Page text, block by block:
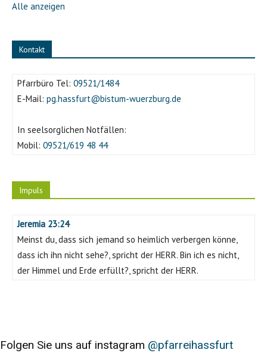
Alle anzeigen
Kontakt
Pfarrbüro Tel: 09521/1484
E-Mail: pg.hassfurt@bistum-wuerzburg.de
In seelsorglichen Notfällen:
Mobil: 09521/619 48 44
Impuls
Jeremia 23:24
Meinst du, dass sich jemand so heimlich verbergen könne,
dass ich ihn nicht sehe?, spricht der HERR. Bin ich es nicht,
der Himmel und Erde erfüllt?, spricht der HERR.
Folgen Sie uns auf instagram @pfarreihassfurt